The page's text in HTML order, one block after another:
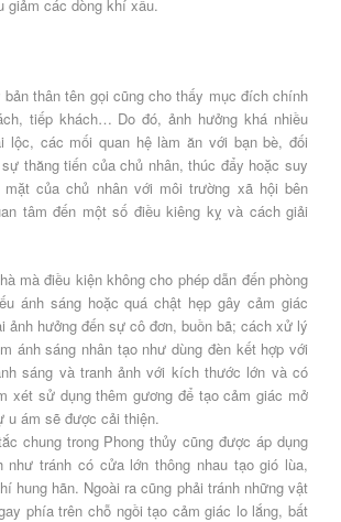
giảm các dòng khí xấu.
bản thân tên gọi cũng cho thấy mục đích chính
tiếp khách… Do đó, ảnh hưởng khá nhiều
lộc, các mối quan hệ làm ăn với bạn bè, đối
thăng tiến của chủ nhân, thúc đẩy hoặc suy
của chủ nhân với môi trường xã hội bên
tâm đến một số điều kiêng kỵ và cách giải
mà điều kiện không cho phép dẫn đến phòng
ánh sáng hoặc quá chật hẹp gây cảm giác
ảnh hưởng đến sự cô đơn, buồn bã; cách xử lý
ánh sáng nhân tạo như dùng đèn kết hợp với
sáng và tranh ảnh với kích thước lớn và có
xét sử dụng thêm gương để tạo cảm giác mở
u ám sẽ được cải thiện.
chung trong Phong thủy cũng được áp dụng
như tránh có cửa lớn thông nhau tạo gió lùa,
hung hãn. Ngoài ra cũng phải tránh những vật
phía trên chỗ ngồi tạo cảm giác lo lắng, bất